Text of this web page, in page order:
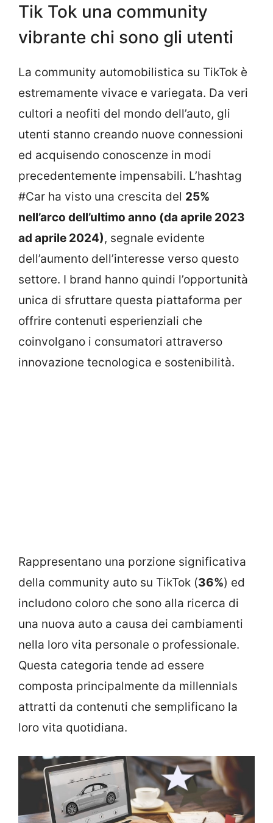
Tik Tok una community
vibrante chi sono gli utenti
La community automobilistica su TikTok è
estremamente vivace e variegata. Da veri
cultori a neofiti del mondo dell’auto, gli
utenti stanno creando nuove connessioni
ed acquisendo conoscenze in modi
precedentemente impensabili. L’hashtag
#Car ha visto una crescita del 25%
nell’arco dell’ultimo anno (da aprile 2023
ad aprile 2024), segnale evidente
dell’aumento dell’interesse verso questo
settore. I brand hanno quindi l’opportunità
unica di sfruttare questa piattaforma per
offrire contenuti esperienziali che
coinvolgano i consumatori attraverso
innovazione tecnologica e sostenibilità.
Rappresentano una porzione significativa
della community auto su TikTok (36%) ed
includono coloro che sono alla ricerca di
una nuova auto a causa dei cambiamenti
nella loro vita personale o professionale.
Questa categoria tende ad essere
composta principalmente da millennials
attratti da contenuti che semplificano la
loro vita quotidiana.